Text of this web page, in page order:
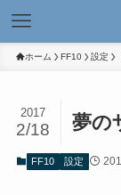
ホーム FF10 設定
夢の
2017
2/18
FF10 設定